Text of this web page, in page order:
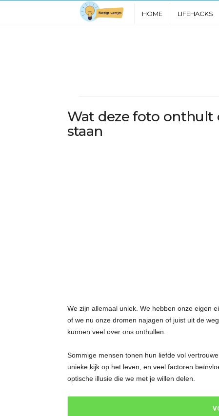
i
g
HOME LIFEHACKS
Wat deze foto onthult
staan
We zijn allemaal uniek. We hebben onze eigen
of we nu onze dromen najagen of juist uit de
kunnen veel over ons onthullen.
Sommige mensen tonen hun liefde vol
unieke kijk op het leven, en veel factoren
optische illusie die we met je willen delen.